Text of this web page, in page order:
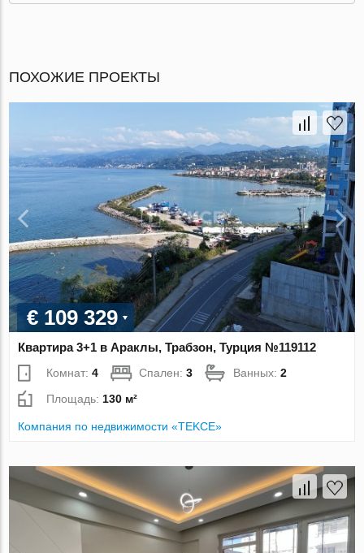
ПОХОЖИЕ ПРОЕКТЫ
€ 109 329
Квартира 3+1 в Араклы, Трабзон, Турция №119112
Комнат:4 Спален:3 Ванных:2
Площадь:130 м²
Компания по недвижимости «TEKCE»